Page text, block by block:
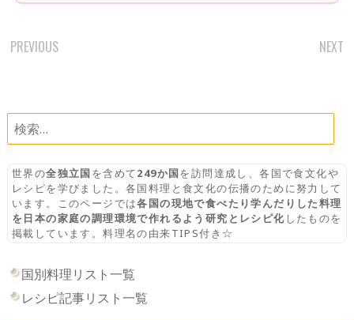
POST
PREVIOUS NEXT
検
索:
世界の全独立国を含めて249か国を訪問達成し、各国で食文化や
レシピを学びました。各国料理と食文化の伝播のために努力して
います。このページでは各国の現地で食べたり学んだりした料理
を日本の家庭の調理環境で作れるよう研究とレシピ化したものを
掲載しています。料理名の由来TIPS付き☆
国別料理リスト一覧
レシピ記事リスト一覧